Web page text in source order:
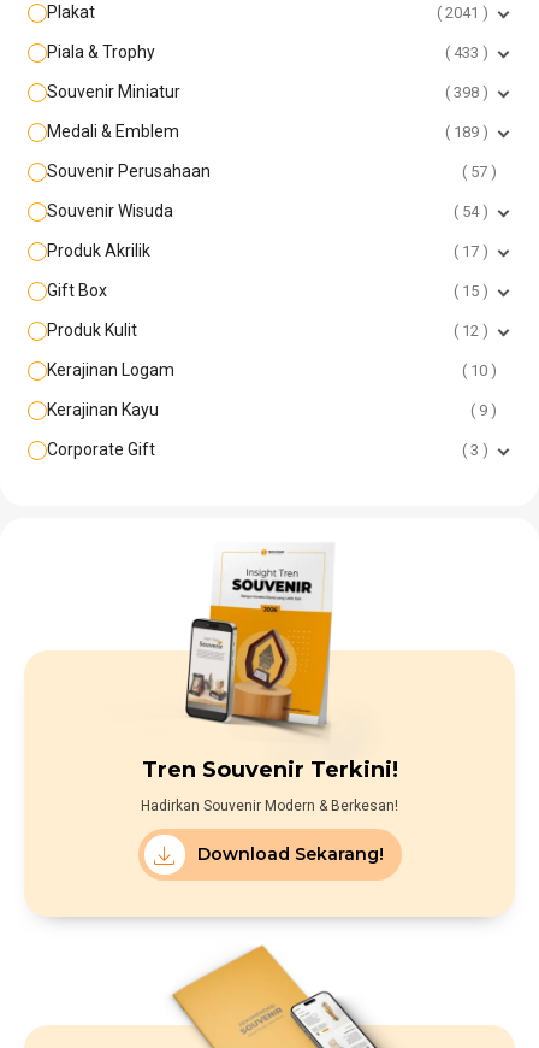
Plakat 2041
Piala & Trophy 433
Souvenir Miniatur 398
Medali & Emblem 189
Souvenir Perusahaan 57
Souvenir Wisuda 54
Produk Akrilik 17
Gift Box 15
Produk Kulit 12
Kerajinan Logam 10
Kerajinan Kayu 9
Corporate Gift 3
Tren Souvenir Terkini!
Hadirkan Souvenir Modern & Berkesan!
Download Sekarang!